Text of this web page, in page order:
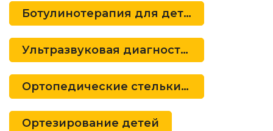
Ботулинотерапия для детей
Ультразвуковая диагностика для детей
Ортопедические стельки детские
Ортезирование детей